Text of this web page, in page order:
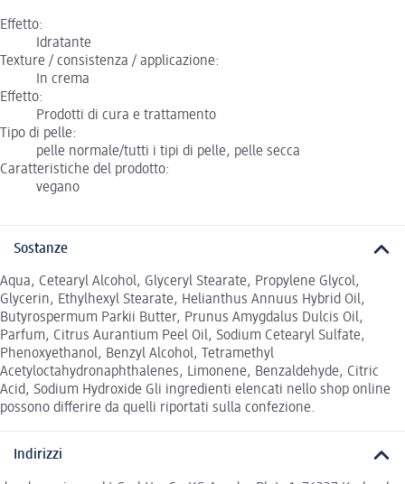
Effetto:
Idratante
Texture / consistenza / applicazione:
In crema
Effetto:
Prodotti di cura e trattamento
Tipo di pelle:
pelle normale/tutti i tipi di pelle, pelle secca
Caratteristiche del prodotto:
vegano
Sostanze
Aqua, Cetearyl Alcohol, Glyceryl Stearate, Propylene Glycol,
Glycerin, Ethylhexyl Stearate, Helianthus Annuus Hybrid Oil,
Butyrospermum Parkii Butter, Prunus Amygdalus Dulcis Oil,
Parfum, Citrus Aurantium Peel Oil, Sodium Cetearyl Sulfate,
Phenoxyethanol, Benzyl Alcohol, Tetramethyl
Acetyloctahydronaphthalenes, Limonene, Benzaldehyde, Citric
Acid, Sodium Hydroxide Gli ingredienti elencati nello shop online
possono differire da quelli riportati sulla confezione.
Indirizzi